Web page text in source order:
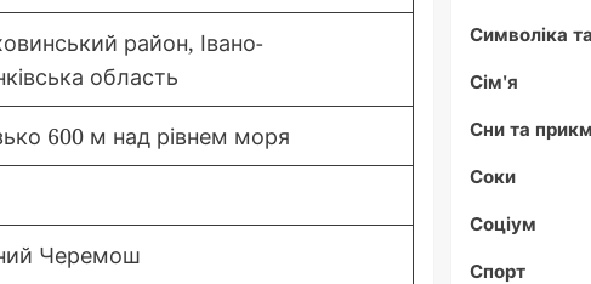
район, Івано-
область
600 м над рівнем моря
Черемош
Символіка
Сім'я
Сни та
Соки
Соціум
Спорт